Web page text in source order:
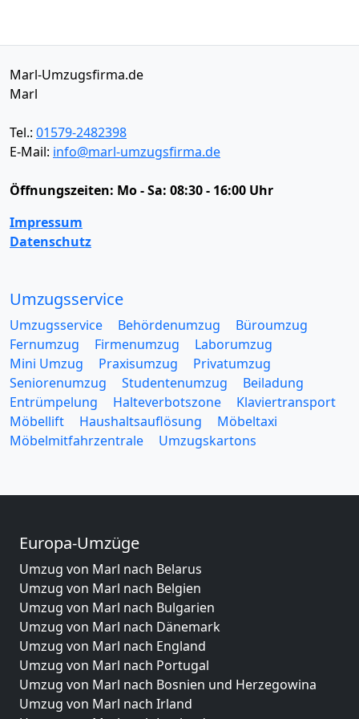
Marl-Umzugsfirma.de
Marl
Tel.: 01579-2482398
E-Mail: info@marl-umzugsfirma.de
Öffnungszeiten: Mo - Sa: 08:30 - 16:00 Uhr
Impressum
Datenschutz
Umzugsservice
Umzugsservice Behördenumzug
Büroumzug
Fernumzug
Firmenumzug
Laborumzug
Mini Umzug
Praxisumzug
Privatumzug
Seniorenumzug
Studentenumzug
Beiladung
Entrümpelung
Halteverbotszone
Klaviertransport
Möbellift
Haushaltsauflösung
Möbeltaxi
Möbelmitfahrzentrale
Umzugskartons
Europa-Umzüge
Umzug von Marl nach Belarus
Umzug von Marl nach Belgien
Umzug von Marl nach Bulgarien
Umzug von Marl nach Dänemark
Umzug von Marl nach England
Umzug von Marl nach Portugal
Umzug von Marl nach Bosnien und Herzegowina
Umzug von Marl nach Irland